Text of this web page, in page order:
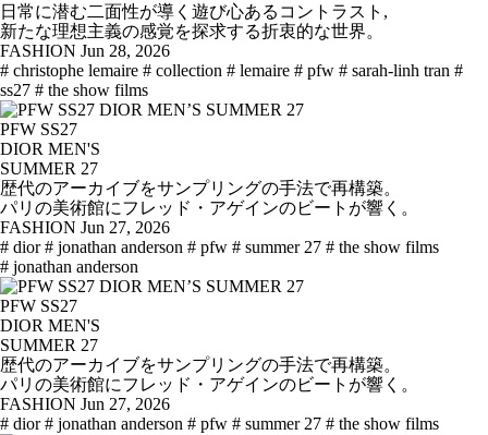
日常に潜む二面性が導く遊び心あるコントラスト,
新たな理想主義の感覚を探求する折衷的な世界。
FASHION Jun 28, 2026
# christophe lemaire # collection # lemaire # pfw # sarah-linh tran #
ss27 # the show films
PFW SS27
DIOR MEN'S
SUMMER 27
歴代のアーカイブをサンプリングの手法で再構築。
パリの美術館にフレッド・アゲインのビートが響く。
FASHION Jun 27, 2026
# dior # jonathan anderson # pfw # summer 27 # the show films
# jonathan anderson
PFW SS27
DIOR MEN'S
SUMMER 27
歴代のアーカイブをサンプリングの手法で再構築。
パリの美術館にフレッド・アゲインのビートが響く。
FASHION Jun 27, 2026
# dior # jonathan anderson # pfw # summer 27 # the show films